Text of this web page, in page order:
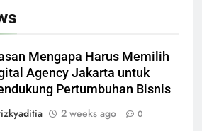
Mengapa Harus Memilih
Agency Jakarta untuk
Pertumbuhan Bisnis
2 weeks ago 0